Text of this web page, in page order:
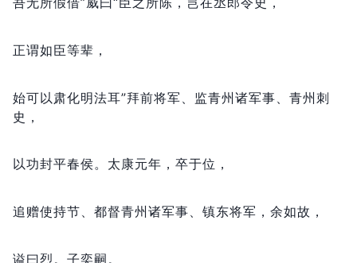
正谓如臣等辈，
始可以肃化明法耳”拜前将军、监青州诸军事、青州刺
史，
以功封平春侯。 太康元年， 卒于位，
追赠使持节、都督青州诸军事、镇东将军， 余如故，
谥曰烈。 子奕嗣。